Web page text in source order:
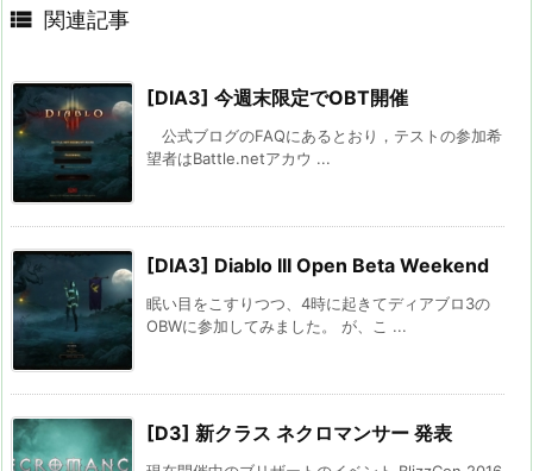
 関連記事
[DIA3] 今週末限定でOBT開催
公式ブログのFAQにあるとおり，テストの参加希
望者はBattle.netアカウ ...
[DIA3] Diablo III Open Beta Weekend
眠い目をこすりつつ、4時に起きてディアブロ3の
OBWに参加してみました。 が、こ ...
[D3] 新クラス ネクロマンサー 発表